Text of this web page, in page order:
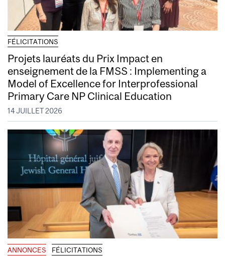
FÉLICITATIONS
Projets lauréats du Prix Impact en
enseignement de la FMSS : Implementing a
Model of Excellence for Interprofessional
Primary Care NP Clinical Education
14 JUILLET 2026
ANNONCES FÉLICITATIONS